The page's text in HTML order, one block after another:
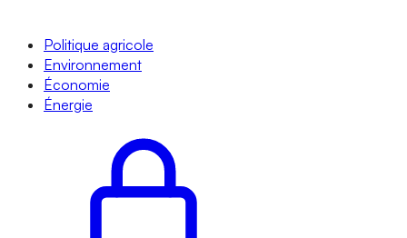
Politique agricole
Environnement
Économie
Énergie